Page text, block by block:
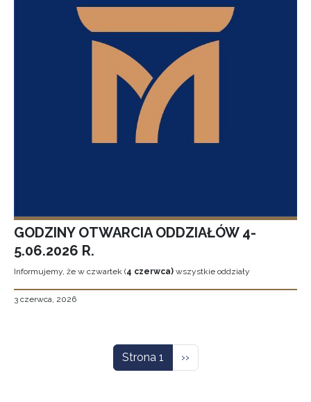
GODZINY OTWARCIA ODDZIAŁÓW 4-
5.06.2026 R.
Informujemy, że w czwartek (4 czerwca) wszystkie oddziały
3 czerwca, 2026
Strona 1 Następna strona
››